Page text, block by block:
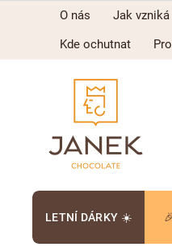
O nás Jak
Kde ochutnat
LETNÍ DÁRKY ☀️